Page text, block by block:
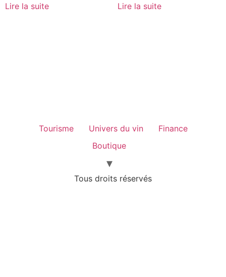
Lire la suite Lire la suite
Tourisme Univers du vin
Finance
Boutique
Tous droits réservés